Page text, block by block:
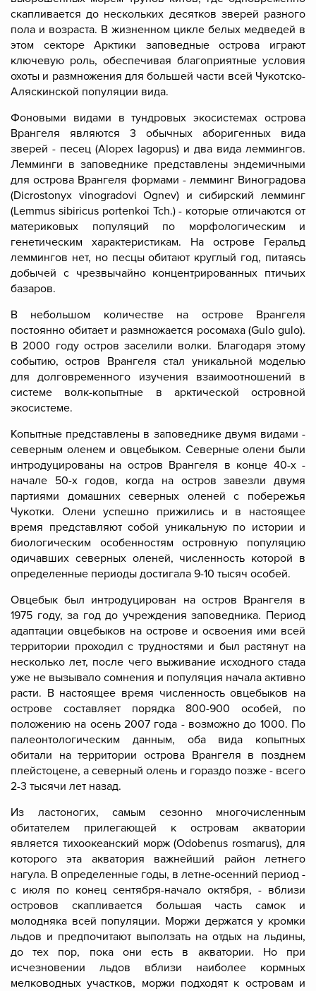
скапливается до нескольких десятков зверей разного
пола и возраста. В жизненном цикле белых медведей в
этом секторе Арктики заповедные острова играют
ключевую роль, обеспечивая благоприятные условия
охоты и размножения для большей части всей Чукотско-
Аляскинской популяции вида.
Фоновыми видами в тундровых экосистемах острова
Врангеля являются 3 обычных аборигенных вида
зверей - песец (Alopex lagopus) и два вида леммингов.
Лемминги в заповеднике представлены эндемичными
для острова Врангеля формами - лемминг Виноградова
(Dicrostonyx vinogradovi Ognev) и сибирский лемминг
(Lemmus sibiricus portenkoi Tch.) - которые отличаются от
материковых популяций по морфологическим и
генетическим характеристикам. На острове Геральд
леммингов нет, но песцы обитают круглый год, питаясь
добычей с чрезвычайно концентрированных птичьих
базаров.
В небольшом количестве на острове Врангеля
постоянно обитает и размножается росомаха(Gulo gulo).
В 2000 году остров заселили волки. Благодаря этому
событию, остров Врангеля стал уникальной моделью
для долговременного изучения взаимоотношений в
системе волк-копытные в арктической островной
экосистеме.
Копытные представлены в заповеднике двумя видами -
северным оленем и овцебыком. Северные олени были
интродуцированы на остров Врангеля в конце 40-х -
начале 50-х годов, когда на остров завезли двумя
партиями домашних северных оленей с побережья
Чукотки. Олени успешно прижились и в настоящее
время представляют собой уникальную по истории и
биологическим особенностям островную популяцию
одичавших северных оленей, численность которой в
определенные периоды достигала 9-10 тысяч особей.
Овцебык был интродуцирован на остров Врангеля в
1975 году, за год до учреждения заповедника. Период
адаптации овцебыков на острове и освоения ими всей
территории проходил с трудностями и был растянут на
несколько лет, после чего выживание исходного стада
уже не вызывало сомнения и популяция начала активно
расти. В настоящее время численность овцебыков на
острове составляет порядка 800-900 особей, по
положению на осень 2007 года - возможно до 1000. По
палеонтологическим данным, оба вида копытных
обитали на территории острова Врангеля в позднем
плейстоцене, а северный олень и гораздо позже - всего
2-3 тысячи лет назад.
Из ластоногих, самым сезонно многочисленным
обитателем прилегающей к островам акватории
является тихоокеанский морж(Odobenus rosmarus), для
которого эта акватория важнейший район летнего
нагула. В определенные годы, в летне-осенний период -
с июля по конец сентября-начало октября, - вблизи
островов скапливается большая часть самок и
молодняка всей популяции. Моржи держатся у кромки
льдов и предпочитают выползать на отдых на льдины,
до тех пор, пока они есть в акватории. Но при
исчезновении льдов вблизи наиболее кормных
мелководных участков, моржи подходят к островам и